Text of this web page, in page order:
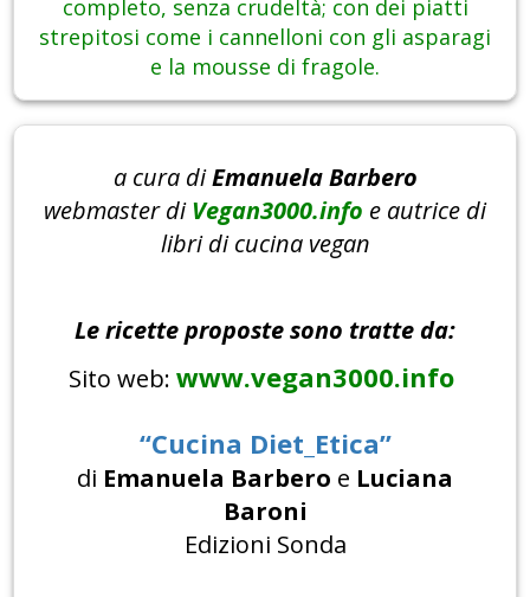
completo, senza crudeltà; con dei piatti
strepitosi come i cannelloni con gli asparagi
e la mousse di fragole.
a cura diEmanuela Barbero
webmaster diVegan3000.info e autrice di
libri di cucina vegan
Le ricetteproposte sono tratte da:
Sito web: www.vegan3000.info
“Cucina Diet_Etica”
di Emanuela Barbero e Luciana
Baroni
Edizioni Sonda